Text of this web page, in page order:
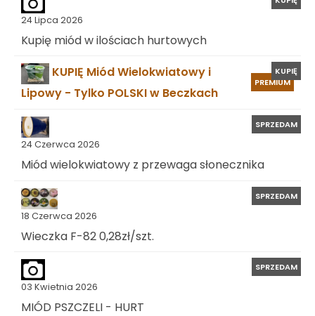
24 Lipca 2026
Kupię miód w ilościach hurtowych
PREMIUM
KUPIĘ
KUPIĘ Miód Wielokwiatowy i
Lipowy - Tylko POLSKI w Beczkach
24 Czerwca 2026
SPRZEDAM
Miód wielokwiatowy z przewaga słonecznika
18 Czerwca 2026
SPRZEDAM
Wieczka F-82 0,28zł/szt.
03 Kwietnia 2026
SPRZEDAM
MIÓD PSZCZELI - HURT